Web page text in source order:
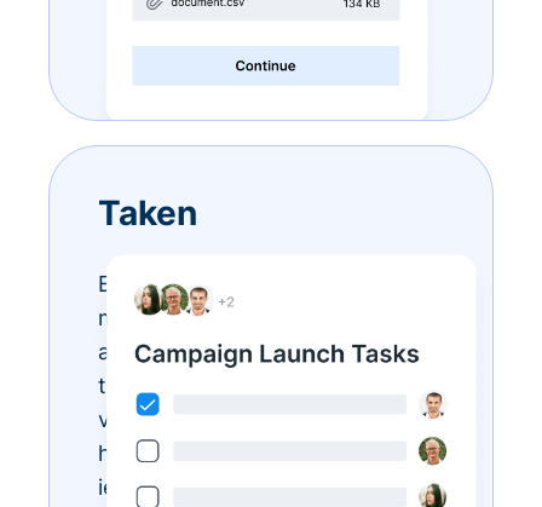
Taken
Eindeloze to-do-lijstjes? Doe ze –
met Donorbox Tasks. Nu kunt u
al uw dagelijkse administratieve
taken organiseren, prioriteren en
vereenvoudigen, allemaal binnen
het CRM-ecosysteem, zodat
iedereen in uw team weet wat te